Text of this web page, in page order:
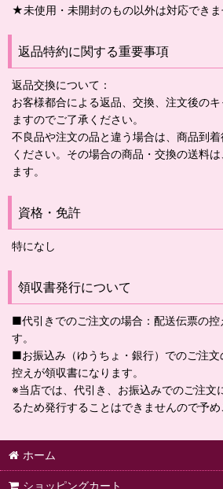
★未使用・未開封のもの以外は対応できま
返品特約に関する重要事項
返品交換について：
お客様都合による返品、交換、注文後の
ますのでご了承ください。
不良品や注文の品と違う場合は、商品到
ください。その場合の商品・交換の送料
ます。
資格・免許
特になし
領収書発行について
■代引きでのご注文の場合：配送伝票の控
す。
■お振込み（ゆうちょ・銀行）でのご注
控えが領収書になります。
※当店では、代引き、お振込みでのご注文
るため発行することはできませんので予め
ホーム
ショッピングカート